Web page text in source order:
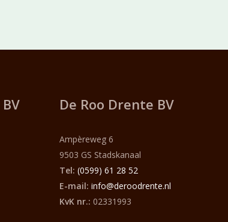
BV De Roo Drente BV
Ampèreweg 6
9503 GS Stadskanaal
Tel: (0599) 61 28 52
E-mail: info@deroodrente.nl
KvK nr.: 02331993